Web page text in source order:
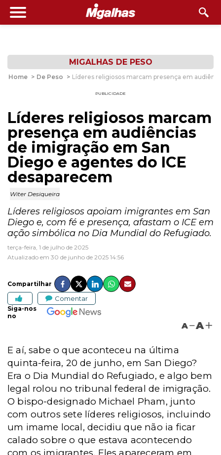
MIGALHAS DE PESO
Home > De Peso > Líderes religiosos marcam presença em
PUBLICIDADE
Líderes religiosos marcam
presença em audiências
de imigração em San
Diego e agentes do ICE
desaparecem
Witer Desiqueira
Líderes religiosos apoiam imigrantes em San
Diego e, com fé e presença, afastam o ICE em
ação simbólica no Dia Mundial do Refugiado.
terça-feira, 1 de julho de 2025
Atualizado em 30 de junho de 2025 14:56
Compartilhar
Comentar
Siga-nos
no
A A
E aí, sabe o que aconteceu na última
quinta-feira, 20 de junho, em San Diego?
Era o Dia Mundial do Refugiado, e algo bem
legal rolou no tribunal federal de imigração.
O bispo-designado Michael Pham, junto
com outros sete líderes religiosos, incluindo
um imame local, decidiu que não ia ficar
calado sobre o que estava acontecendo